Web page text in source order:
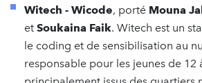
Witech - Wicode, porté Mouna
et Soukaina Faik. Witech est un
le coding et de sensibilisation au
responsable pour les jeunes de 12